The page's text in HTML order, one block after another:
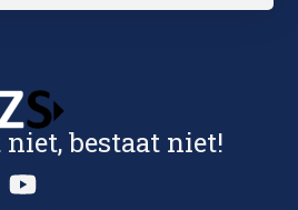
bestaat niet!